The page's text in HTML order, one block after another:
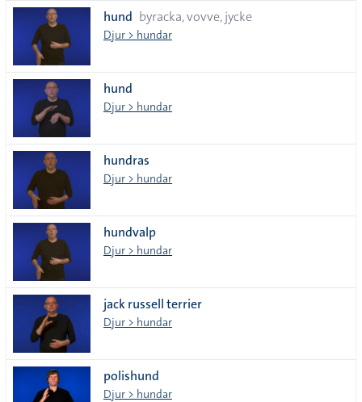
hund byracka, vovve, jycke
Djur > hundar
hund
Djur > hundar
hundras
Djur > hundar
hundvalp
Djur > hundar
jack russell terrier
Djur > hundar
polishund
Djur > hundar